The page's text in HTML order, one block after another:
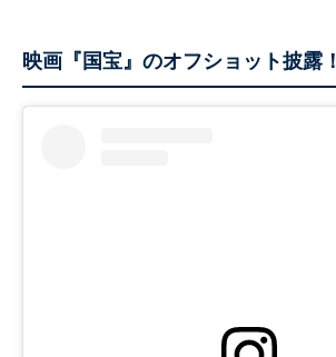
映画『国宝』のオフショット披露！